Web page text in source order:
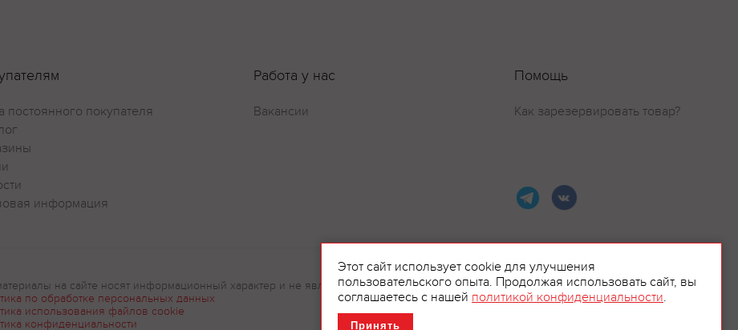
постоянного покупателя
информация
Работа у нас
Вакансии
Помощь
Как зарезервировать товар?
на сайте носят информационный характер и не являются рекламой.
по обработке персональных данных
использования файлов cookie
конфиденциальности
Этот сайт использует cookie для улучшения
пользовательского опыта. Продолжая использовать сайт, вы
соглашаетесь с нашей политикой конфиденциальности.
Принять